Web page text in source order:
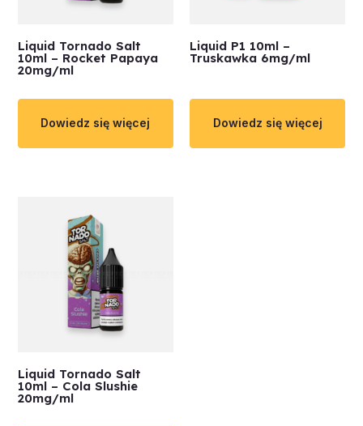
Liquid Tornado Salt
10ml – Rocket Papaya
20mg/ml
Dowiedz się więcej
Liquid P1 10ml –
Truskawka 6mg/ml
Dowiedz się więcej
Liquid Tornado Salt
10ml – Cola Slushie
20mg/ml